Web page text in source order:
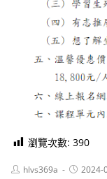
瀏覽次數: 390
Posthlvs369a
Post2024-